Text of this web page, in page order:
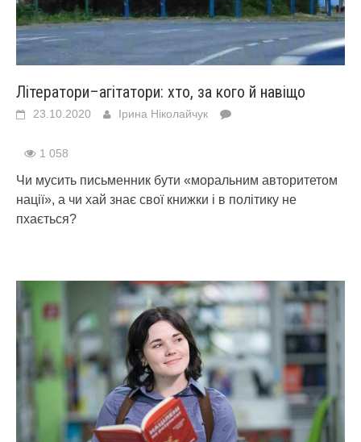
Літератори–агітатори: хто, за кого й навіщо
23.10.2020 Ірина Ніколайчук
1 058
Чи мусить письменник бути «моральним авторитетом
нації», а чи хай знає свої книжки і в політику не
пхається?